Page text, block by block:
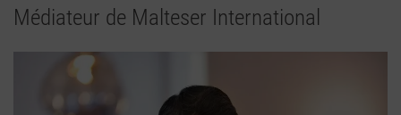
Médiateur de Malteser International